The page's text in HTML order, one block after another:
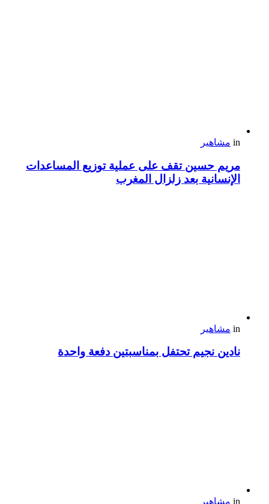
in مشاهير
مريم حسين تقف على عملية توزيع المساعدات
الإنسانية بعد زلزال المغرب
in مشاهير
نادين نجيم تحتفل بمناسبتين دفعة واحدة
in مشاهير